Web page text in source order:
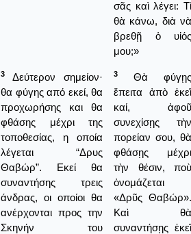
σᾶς καὶ λέγει: Τί
θὰ κάνω, διὰ νὰ
βρεθῇ ὁ υἱός
μου;»
3
Δεύτερον σημείον·
θα φύγης από εκεί, θα
προχωρήσης και θα
φθάσης μέχρι της
τοποθεσίας, η οποία
λέγεται “Δρυς
Θαβώρ”. Εκεί θα
συναντήσης τρεις
άνδρας, οι οποίοι θα
ανέρχονται προς την
Σκηνήν του
3
Θὰ φύγῃς
ἔπειτα ἀπὸ ἐκεῖ
καί, ἀφοῦ
συνεχίσῃς τὴν
πορείαν σου, θὰ
φθάσῃς μέχρι
τὴν θέσιν, ποὺ
ὀνομάζεται
«Δρῦς Θαβώρ».
Καὶ θὰ
συναντήσῃς ἐκεῖ